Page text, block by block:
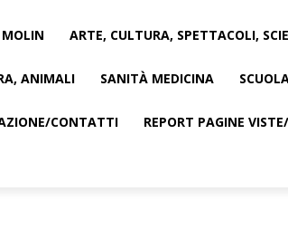
MOLIN ARTE, CULTURA, SPETTACOLI,
ANIMALI SANITÀ MEDICINA
CONTATTI REPORT PAGINE